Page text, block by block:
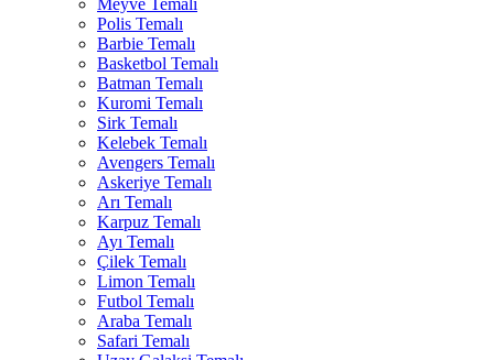
Polis Temalı
Barbie Temalı
Basketbol Temalı
Batman Temalı
Kuromi Temalı
Sirk Temalı
Kelebek Temalı
Avengers Temalı
Askeriye Temalı
Arı Temalı
Karpuz Temalı
Ayı Temalı
Çilek Temalı
Limon Temalı
Futbol Temalı
Araba Temalı
Safari Temalı